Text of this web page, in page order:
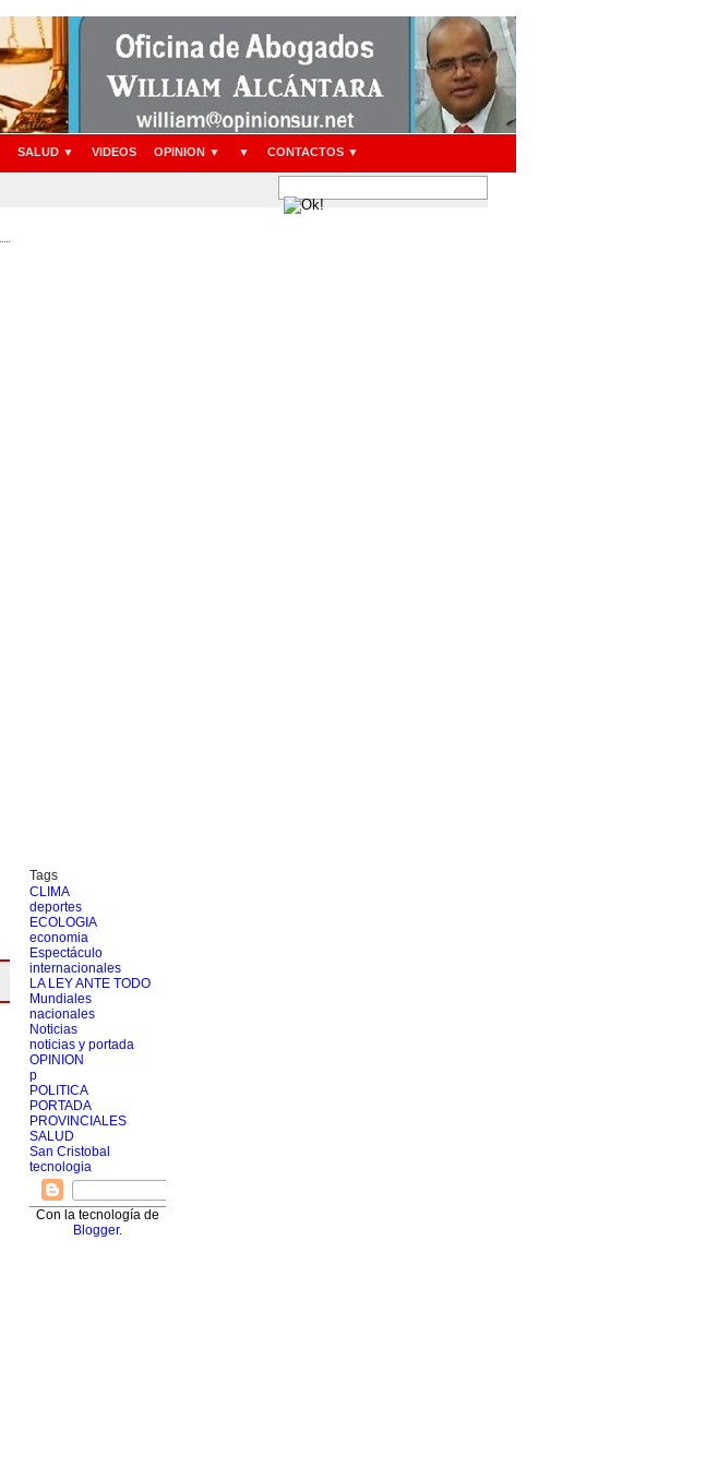
SALUD ▼ VIDEOS OPINION ▼ ▼ CONTACTOS ▼
Tags
CLIMA
deportes
ECOLOGIA
economia
Espectáculo
internacionales
LA LEY ANTE TODO
Mundiales
nacionales
Noticias
noticias y portada
OPINION
p
POLITICA
PORTADA
PROVINCIALES
SALUD
San Cristobal
tecnologia
Con la tecnología de
Blogger.